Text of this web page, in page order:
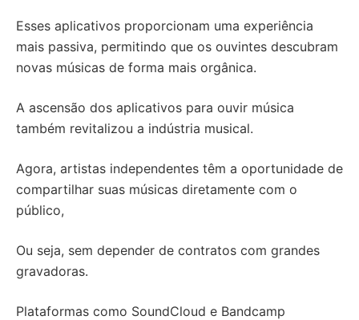
Esses aplicativos proporcionam uma experiência
mais passiva, permitindo que os ouvintes descubram
novas músicas de forma mais orgânica.
A ascensão dos aplicativos para ouvir música
também revitalizou a indústria musical.
Agora, artistas independentes têm a oportunidade de
compartilhar suas músicas diretamente com o
público,
Ou seja, sem depender de contratos com grandes
gravadoras.
Plataformas como SoundCloud e Bandcamp